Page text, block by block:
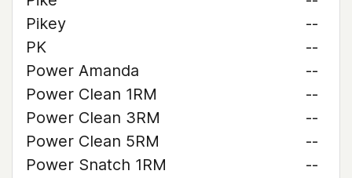
Pikey
--
PK
--
Power Amanda
--
Power Clean 1RM
--
Power Clean 3RM
--
Power Clean 5RM
--
Power Snatch 1RM
--